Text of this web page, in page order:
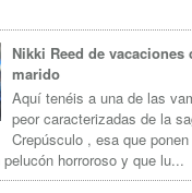
Nikki Reed de vacaciones
marido
Aquí tenéis a una de las
peor caracterizadas de la
Crepúsculo , esa que
horroroso y que lu...